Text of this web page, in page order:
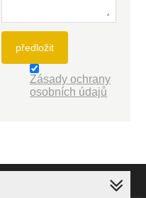
předložit
Zásady ochrany
osobních údajů